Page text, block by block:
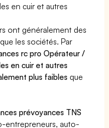
en cuir et autres
ont généralement des
les sociétés. Par
rc pro Opérateur /
en cuir et autres
plus faibles que
prévoyances TNS
entrepreneurs, auto-